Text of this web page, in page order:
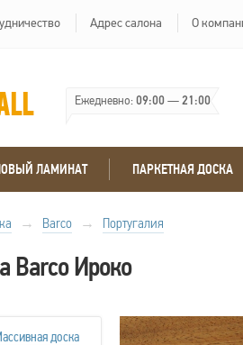
Адрес салона О
Ежедневно:09:00—21:00
ЛАМИНАТ ПАРКЕТНАЯ ДОСКА
→ Barco → Португалия
Barco Ироко
доска